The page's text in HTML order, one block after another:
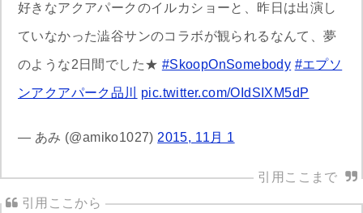
好きなアクアパークのイルカショーと、昨日は出演し
ていなかった澁谷サンのコラボが観られるなんて、夢
のような2日間でした★ #SkoopOnSomebody #エプソ
ンアクアパーク品川 pic.twitter.com/OIdSIXM5dP
— あみ (@amiko1027) 2015, 11月 1